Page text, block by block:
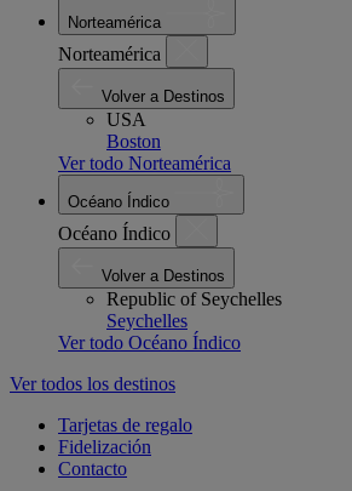
Norteamérica
Norteamérica
Volver a Destinos
USA
Boston
Ver todo Norteamérica
Océano Índico
Océano Índico
Volver a Destinos
Republic of Seychelles
Seychelles
Ver todo Océano Índico
Ver todos los destinos
Tarjetas de regalo
Fidelización
Contacto